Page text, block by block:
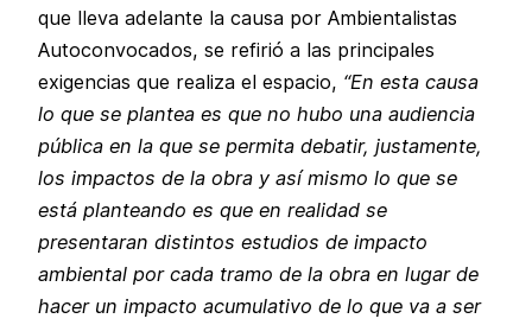
que lleva adelante la causa por Ambientalistas
Autoconvocados, se refirió a las principales
exigencias que realiza el espacio, “En esta causa
lo que se plantea es que no hubo una audiencia
pública en la que se permita debatir, justamente,
los impactos de la obra y así mismo lo que se
está planteando es que en realidad se
presentaran distintos estudios de impacto
ambiental por cada tramo de la obra en lugar de
hacer un impacto acumulativo de lo que va a ser